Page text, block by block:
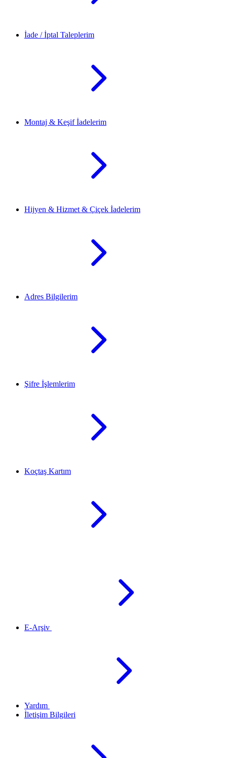
İade / İptal Taleplerim
Montaj & Keşif İadelerim
Hijyen & Hizmet & Çiçek İadelerim
Adres Bilgilerim
Şifre İşlemlerim
Koçtaş Kartım
E-Arşiv
Yardım
İletişim Bilgileri